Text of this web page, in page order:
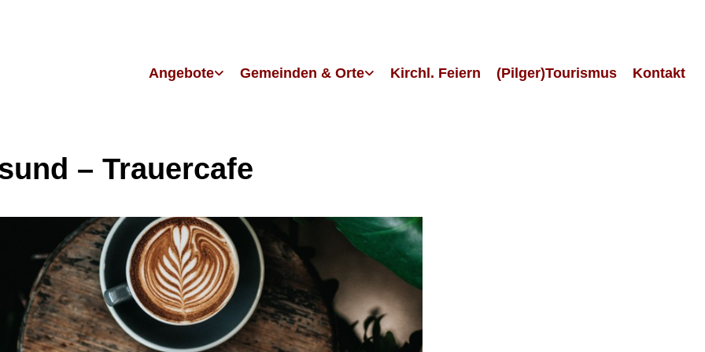
Angebote Gemeinden & Orte Kirchl. Feiern (Pilger)Tourismus Kontakt
– Trauercafe